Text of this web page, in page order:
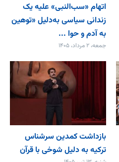
اتهام «سب‌النبی» علیه یک
زندانی سیاسی به‌دلیل «توهین
به آدم و حوا ...
جمعه، ۲ مرداد، ۱۴۰۵
بازداشت کمدین سرشناس
ترکیه به دلیل شوخی با قرآن